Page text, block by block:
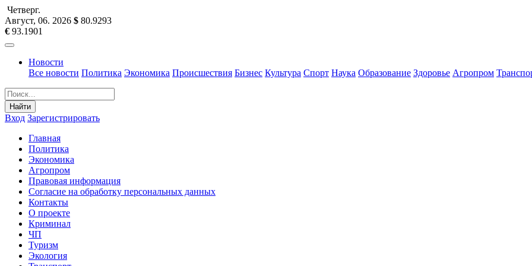
Четверг.
Август, 06. 2026 $ 80.9293
€ 93.1901
Новости
Все новости Политика Экономика Происшествия Бизнес Культура Спорт Наука Образование Здоровье Агропром
Найти
Вход Зарегистрировать
Главная
Политика
Экономика
Агропром
Правовая информация
Согласие на обработку персональных данных
Контакты
О проекте
Криминал
ЧП
Туризм
Экология